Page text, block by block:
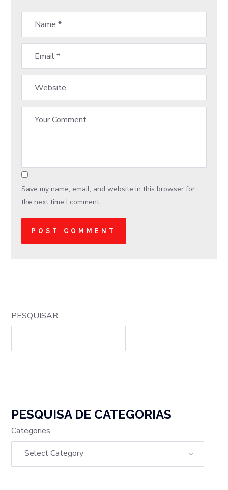
Save my name, email, and website in this browser for
the next time I comment.
PESQUISAR
PESQUISA DE CATEGORIAS
Categories